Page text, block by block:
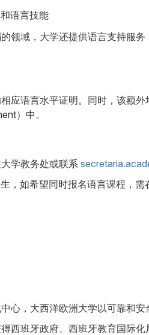
语言技能
领域，大学还提供语言支持服
应语言水平证明。同时，该额
）中。
学教务处或联系
，如希望同时报名语言课程，
心，大西洋欧洲大学以可靠和
西班牙政府、西班牙教育国际